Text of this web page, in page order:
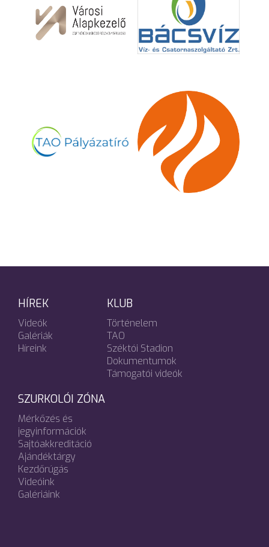
HÍREK
Videók
Galériák
Híreink
KLUB
Történelem
TAO
Széktói Stadion
Dokumentumok
Támogatói videók
SZURKOLÓI ZÓNA
Mérkőzés és
jegyinformációk
Sajtóakkreditáció
Ajándéktárgy
Kezdőrúgás
Videóink
Galériáink